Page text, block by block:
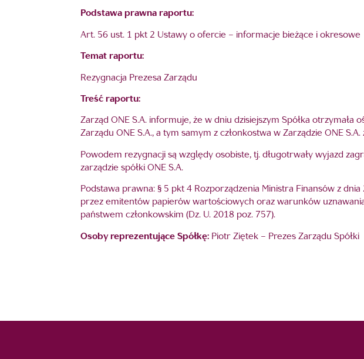
Podstawa prawna raportu:
Art. 56 ust. 1 pkt 2 Ustawy o ofercie – informacje bieżące i okresowe
Temat raportu:
Rezygnacja Prezesa Zarządu
Treść raportu:
Zarząd ONE S.A. informuje, że w dniu dzisiejszym Spółka
Zarządu ONE S.A., a tym samym z członkostwa w Zarządzie ONE
Powodem rezygnacji są względy osobiste, tj. długotrwały wyjazd
zarządzie spółki ONE S.A.
Podstawa prawna: § 5 pkt 4 Rozporządzenia Ministra Finansów z
przez emitentów papierów wartościowych oraz warunków
państwem członkowskim (Dz. U. 2018 poz. 757).
Osoby reprezentujące Spółkę: Piotr Ziętek – Prezes Zarządu Spółki